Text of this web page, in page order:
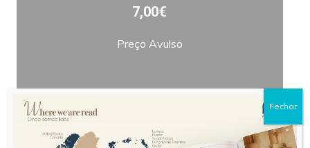
7,00€
Preço Avulso
Fechar